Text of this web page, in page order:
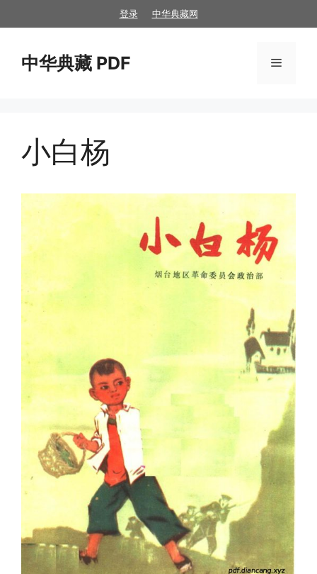
至
登录 中华典藏网
中华典藏 PDF 菜
小白杨